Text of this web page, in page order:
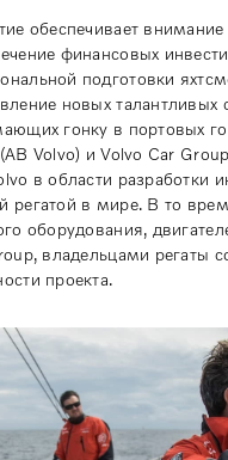
обеспечивает
финансовых
подготовки
новых
гонку в портовых
Volvo) и Volvo Car
в области
регатой в мире. В то
оборудования,
владельцами регаты
проекта.